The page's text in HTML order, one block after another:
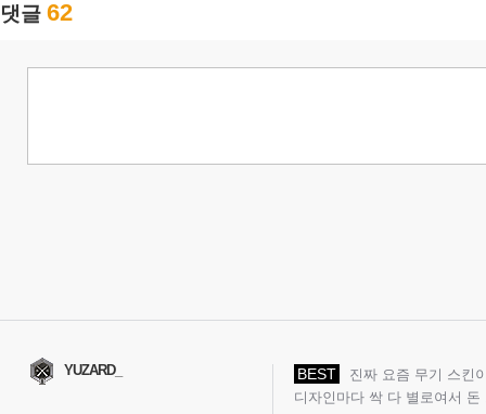
댓글 62
YUZARD_ BEST
진짜 요즘 무기 스킨
디자인마다 싹 다 별로여서